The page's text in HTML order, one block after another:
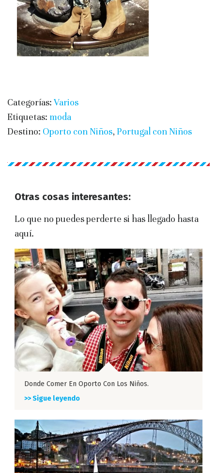
Categorías: Varios
Etiquetas: moda
Destino: Oporto con Niños, Portugal con Niños
Otras cosas interesantes:
Lo que no puedes perderte si has llegado hasta
aquí.
Donde Comer En Oporto Con Los Niños.
>> Sigue leyendo